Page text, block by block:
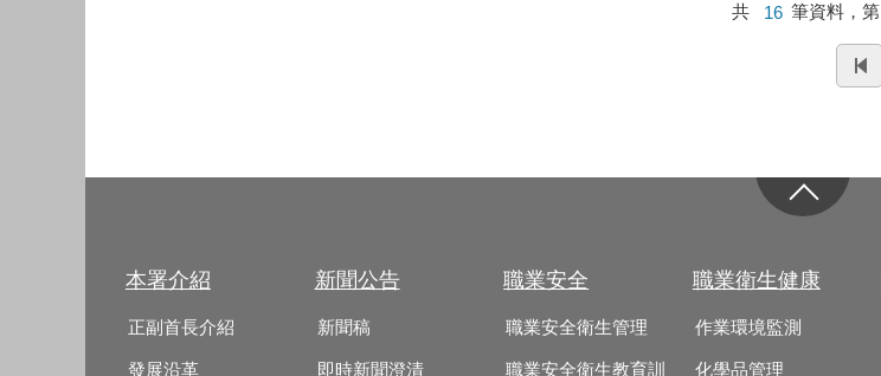
共 16 筆資料，第
本署介紹
正副首長介紹
發展沿革
新聞公告
新聞稿
即時新聞澄清
職業安全
職業安全衛生管理
職業安全衛生教育訓
職業衛生健康
作業環境監測
化學品管理